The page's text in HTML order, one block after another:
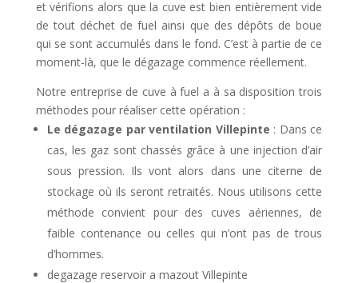
et vérifions alors que la cuve est bien entièrement vide
de tout déchet de fuel ainsi que des dépôts de boue
qui se sont accumulés dans le fond. C’est à partie de ce
moment-là, que le dégazage commence réellement.
Notre entreprise de cuve à fuel a à sa disposition trois
méthodes pour réaliser cette opération :
Le dégazage par ventilation Villepinte : Dans ce
cas, les gaz sont chassés grâce à une injection d’air
sous pression. Ils vont alors dans une citerne de
stockage où ils seront retraités. Nous utilisons cette
méthode convient pour des cuves aériennes, de
faible contenance ou celles qui n’ont pas de trous
d’hommes.
degazage reservoir a mazout Villepinte